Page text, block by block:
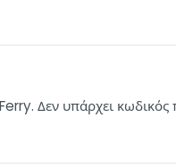
Δεν υπάρχει